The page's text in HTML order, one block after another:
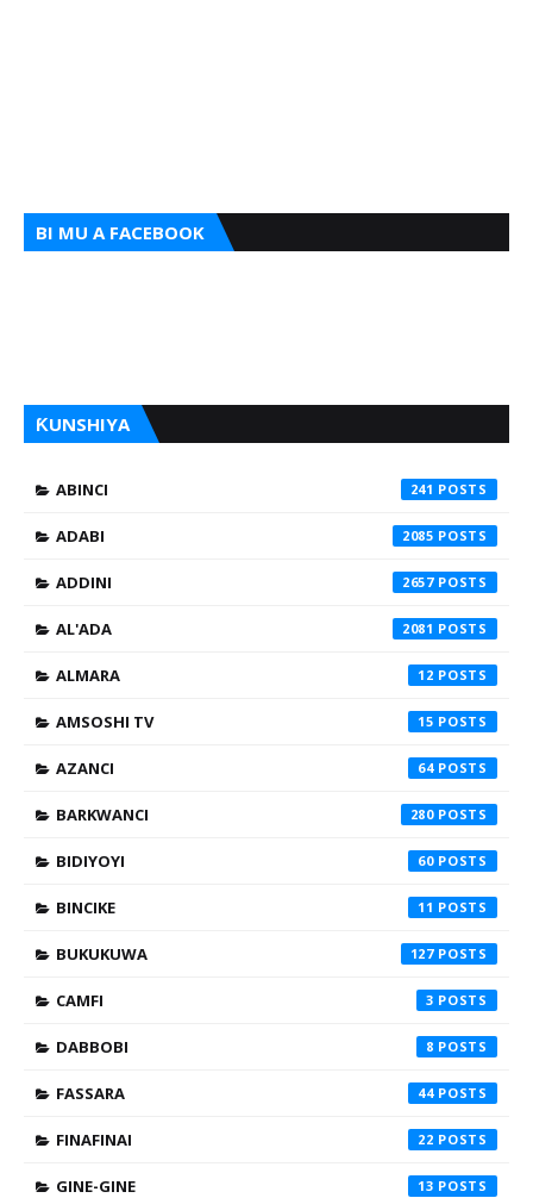
BI MU A FACEBOOK
ƘUNSHIYA
ABINCI 241
ADABI 2085
ADDINI 2657
AL'ADA 2081
ALMARA 12
AMSOSHI TV 15
AZANCI 64
BARKWANCI 280
BIDIYOYI 60
BINCIKE 11
BUKUKUWA 127
CAMFI 3
DABBOBI 8
FASSARA 44
FINAFINAI 22
GINE-GINE 13